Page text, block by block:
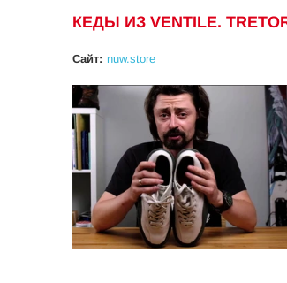
КЕДЫ ИЗ VENTILE.
Сайт: nuw.store